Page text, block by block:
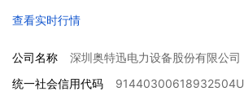
查看实时行情
公司名称
深圳奥特迅电力设备股份有限公司
统一社会信用代码
91440300618932504U